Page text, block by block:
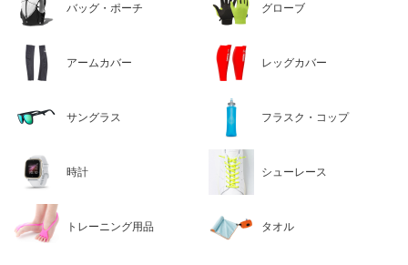
バッグ・ポーチ グローブ
アームカバー レッグカバー
サングラス フラスク・コップ
時計 シューレース
トレーニング用品 タオル